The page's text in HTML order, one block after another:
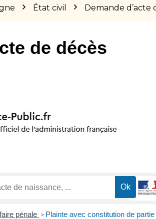
État civil Demande d’acte
de décès
pénale > Plainte avec constitution de